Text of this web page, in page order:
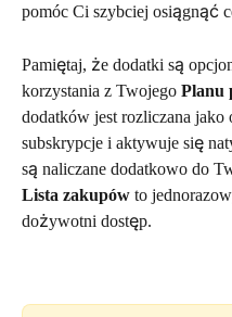
pomóc Ci szybciej osiągnąć
Pamiętaj, że dodatki są
korzystania z Twojego Planu
dodatków jest rozliczana jako
subskrypcje i aktywuje się
są naliczane dodatkowo do
Lista zakupów to
dożywotni dostęp.